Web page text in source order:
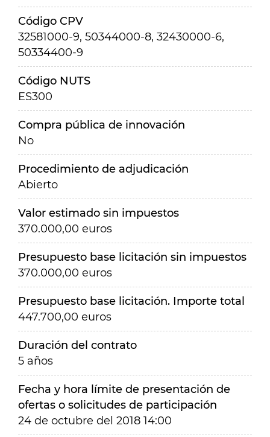
Código CPV
32581000-9, 50344000-8, 32430000-6,
50334400-9
Código NUTS
ES300
Compra pública de innovación
No
Procedimiento de adjudicación
Abierto
Valor estimado sin impuestos
370.000,00 euros
Presupuesto base licitación sin impuestos
370.000,00 euros
Presupuesto base licitación. Importe total
447.700,00 euros
Duración del contrato
5 años
Fecha y hora límite de presentación de
ofertas o solicitudes de participación
24 de octubre del 2018 14:00